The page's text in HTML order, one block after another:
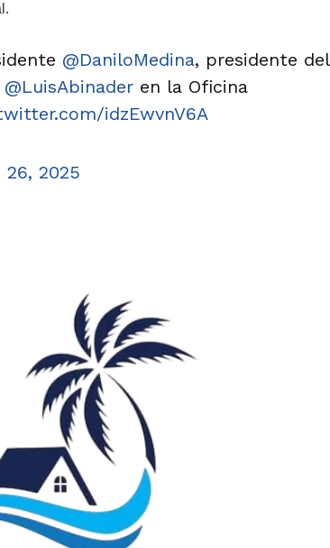
@DaniloMedina, presidente del
@LuisAbinader en la Oficina
idzEwvnV6A
26, 2025